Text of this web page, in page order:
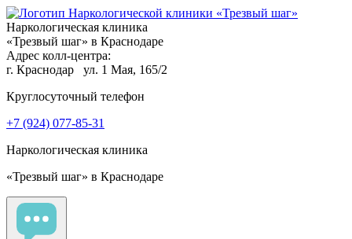
Наркологическая клиника
«Трезвый шаг» в Краснодаре
Адрес колл-центра:
г. Краснодар
ул. 1 Мая, 165/2
Круглосуточный телефон
+7 (924) 077-85-31
Наркологическая клиника
«Трезвый шаг» в Краснодаре